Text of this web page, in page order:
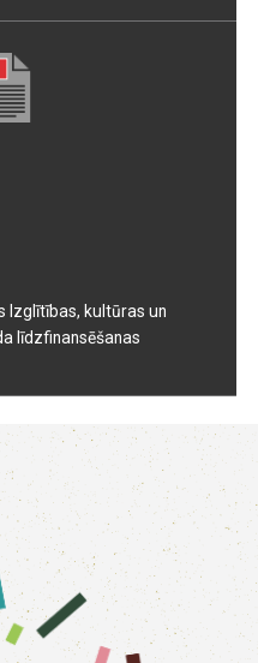
Izglītības, kultūras un
līdzfinansēšanas